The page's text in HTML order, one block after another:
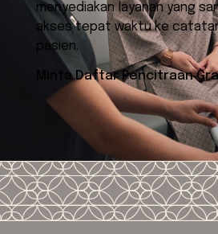
menyediakan layanan yang
akses tepat waktu ke
pasien.
Minta Daftar Pencitraan